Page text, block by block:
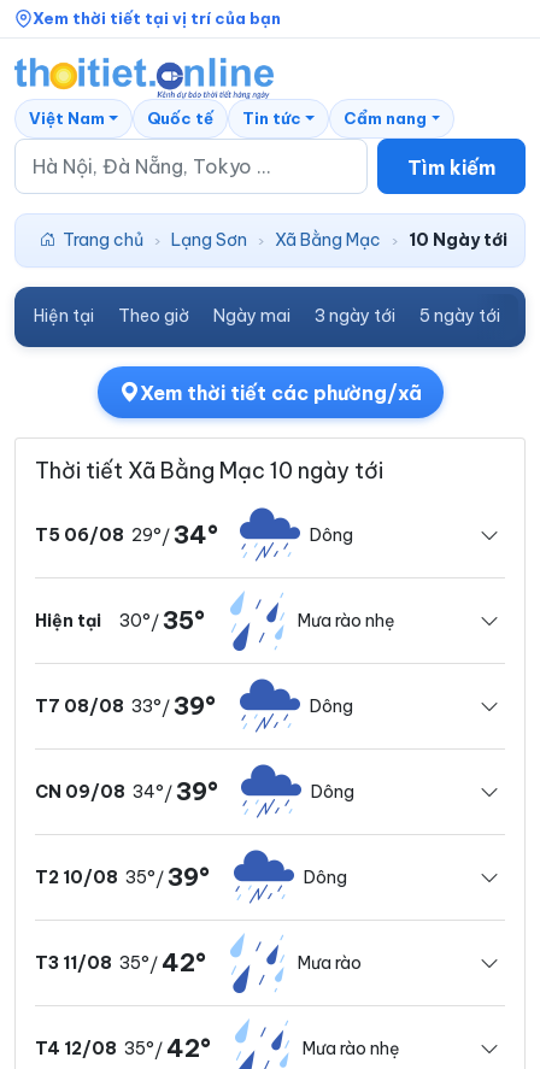
Xem thời tiết tại vị trí của bạn
Tìm kiếm
Việt Nam Quốc tế Tin tức Cẩm nang
Trang chủ › Lạng Sơn › Xã Bằng Mạc › 10 Ngày tới
Hiện tại Theo giờ Ngày mai 3 ngày tới 5 ngày tới
Xem thời tiết các phường/xã
Thời tiết Xã Bằng Mạc 10 ngày tới
T5 06/08 29°/ 34° Dông
Hiện tại 30°/ 35° Mưa rào nhẹ
T7 08/08 33°/ 39° Dông
CN 09/08 34°/ 39° Dông
T2 10/08 35°/ 39° Dông
T3 11/08 35°/ 42° Mưa rào
T4 12/08 35°/ 42° Mưa rào nhẹ